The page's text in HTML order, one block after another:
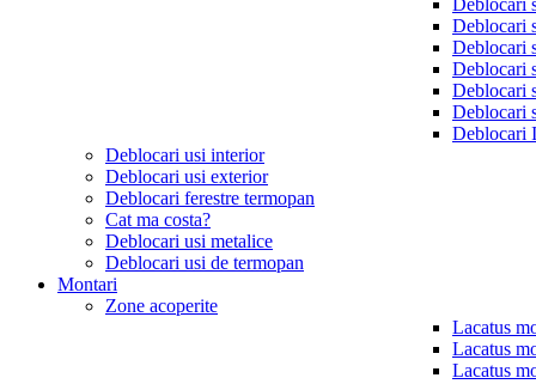
Deblocari
Deblocari
Deblocari
Deblocari
Deblocari
Deblocari
Deblocari usi interior
Deblocari usi exterior
Deblocari ferestre termopan
Cat ma costa?
Deblocari usi metalice
Deblocari usi de termopan
Montari
Zone acoperite
Lacatus
Lacatus
Lacatus